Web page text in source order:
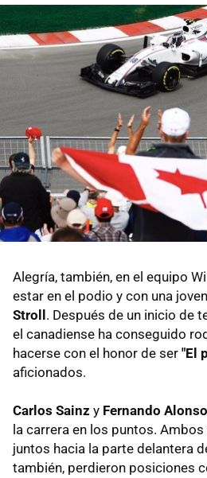
Alegría, también, en el equipo
estar en el podio y con una
Stroll . Después de un inicio de
el canadiense ha conseguido
hacerse con el honor de ser "El
aficionados.
Carlos Sainz y Fernando Alonso
la carrera en los puntos.
juntos hacia la parte delantera
también, perdieron posiciones